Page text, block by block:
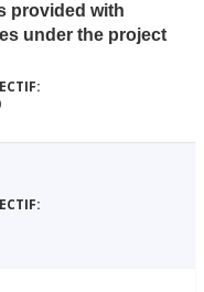
provided with
under the project